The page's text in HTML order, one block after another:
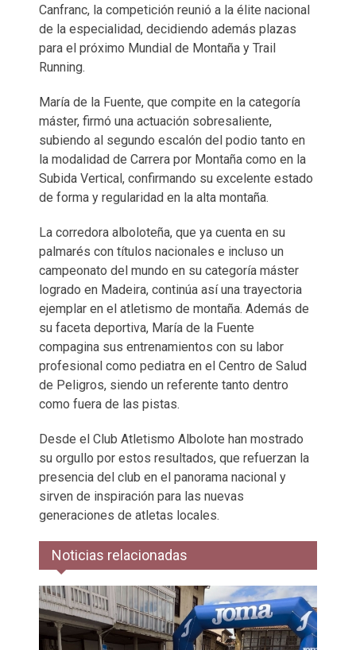
Canfranc, la competición reunió a la élite nacional
de la especialidad, decidiendo además plazas
para el próximo Mundial de Montaña y Trail
Running.
María de la Fuente, que compite en la categoría
máster, firmó una actuación sobresaliente,
subiendo al segundo escalón del podio tanto en
la modalidad de Carrera por Montaña como en la
Subida Vertical, confirmando su excelente estado
de forma y regularidad en la alta montaña.
La corredora alboloteña, que ya cuenta en su
palmarés con títulos nacionales e incluso un
campeonato del mundo en su categoría máster
logrado en Madeira, continúa así una trayectoria
ejemplar en el atletismo de montaña. Además de
su faceta deportiva, María de la Fuente
compagina sus entrenamientos con su labor
profesional como pediatra en el Centro de Salud
de Peligros, siendo un referente tanto dentro
como fuera de las pistas.
Desde el Club Atletismo Albolote han mostrado
su orgullo por estos resultados, que refuerzan la
presencia del club en el panorama nacional y
sirven de inspiración para las nuevas
generaciones de atletas locales.
Noticias relacionadas